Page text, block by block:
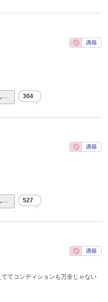
… 304
… 527
てコンディションも万全じゃない